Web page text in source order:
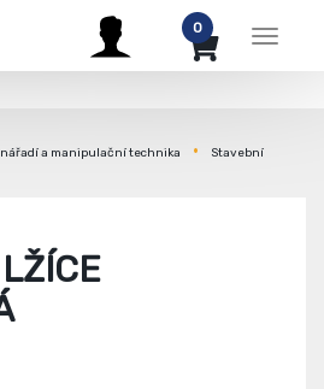
Menu
0
a manipulační technika Stavební